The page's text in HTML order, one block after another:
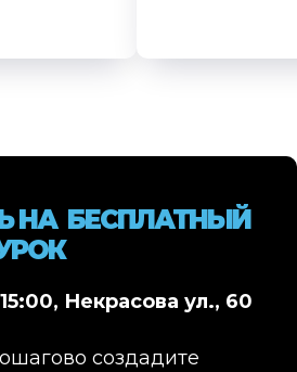
НА БЕСПЛАТНЫЙ
Некрасова ул., 60
создадите